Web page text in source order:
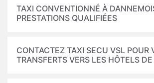
TAXI CONVENTIONNÉ À
PRESTATIONS QUALIFIÉES
CONTACTEZ TAXI SECU VSL POUR
TRANSFERTS VERS LES HÔTELS